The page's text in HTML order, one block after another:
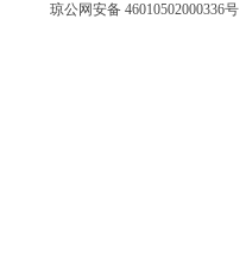
琼公网安备 46010502000336号